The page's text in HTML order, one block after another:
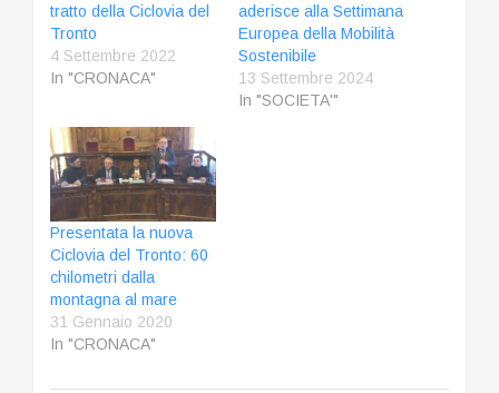
tratto della Ciclovia del
Tronto
4 Settembre 2022
In "CRONACA"
aderisce alla Settimana
Europea della Mobilità
Sostenibile
13 Settembre 2024
In "SOCIETA'"
Presentata la nuova
Ciclovia del Tronto: 60
chilometri dalla
montagna al mare
31 Gennaio 2020
In "CRONACA"